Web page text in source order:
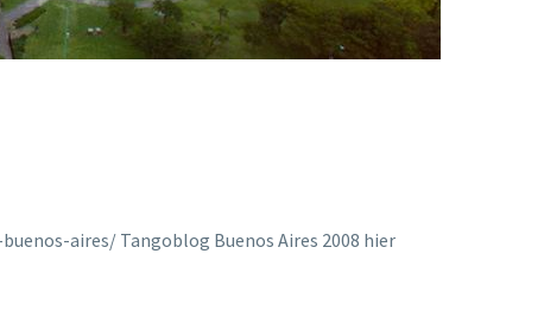
aires/ Tangoblog Buenos Aires 2008 hier